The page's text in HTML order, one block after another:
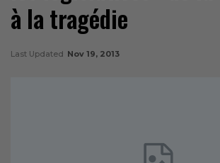
à la tragédie
Last Updated Nov 19, 2013